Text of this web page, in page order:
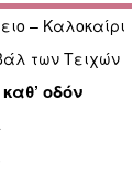
– Καλοκαίρι
των Τειχών
οδόν